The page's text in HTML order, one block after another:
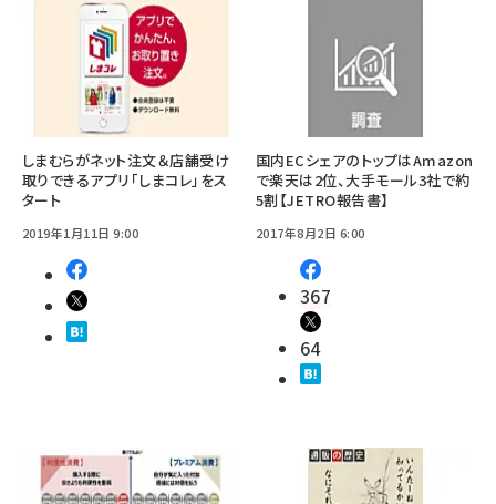
しまむらがネット注文＆店舗受け
取りできるアプリ「しまコレ」をス
タート
2019年1月11日 9:00
国内ECシェアのトップはAmazon
で楽天は2位、大手モール3社で約
5割【JETRO報告書】
2017年8月2日 6:00
367
64